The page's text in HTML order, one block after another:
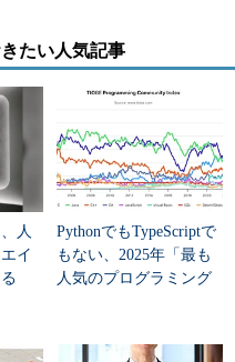
たい人気記事
人
イ
PythonでもTypeScriptで
もない、2025年「最も
人気のプログラミング